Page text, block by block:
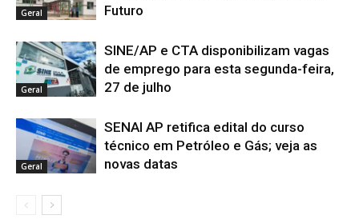
Geral
Futuro
Geral
SINE/AP e CTA disponibilizam vagas
de emprego para esta segunda-feira,
27 de julho
Geral
SENAI AP retifica edital do curso
técnico em Petróleo e Gás; veja as
novas datas